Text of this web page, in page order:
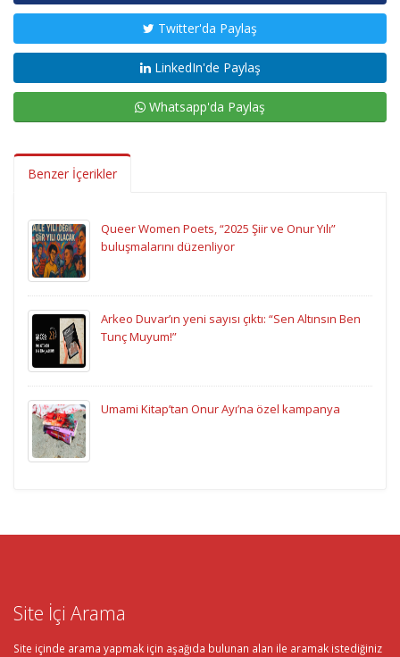
Twitter'da Paylaş
LinkedIn'de Paylaş
Whatsapp'da Paylaş
Benzer İçerikler
Queer Women Poets, “2025 Şiir ve Onur Yılı”
buluşmalarını düzenliyor
Arkeo Duvar’ın yeni sayısı çıktı: “Sen Altınsın Ben
Tunç Muyum!”
Umami Kitap’tan Onur Ayı’na özel kampanya
Site İçi Arama
Site içinde arama yapmak için aşağıda bulunan alan ile aramak istediğiniz